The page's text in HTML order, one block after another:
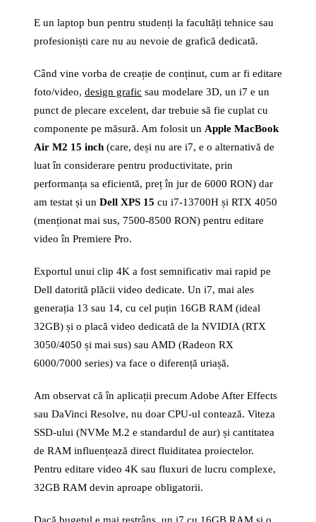
E un laptop bun pentru studenți la facultăți tehnice sau
profesioniști care nu au nevoie de grafică dedicată.
Când vine vorba de creație de conținut, cum ar fi editare
foto/video, design grafic sau modelare 3D, un i7 e un
punct de plecare excelent, dar trebuie să fie cuplat cu
componente pe măsură. Am folosit un Apple MacBook
Air M2 15 inch (care, deși nu are i7, e o alternativă de
luat în considerare pentru productivitate, prin
performanța sa eficientă, preț în jur de 6000 RON) dar
am testat și un Dell XPS 15 cu i7-13700H și RTX 4050
(menționat mai sus, 7500-8500 RON) pentru editare
video în Premiere Pro.
Exportul unui clip 4K a fost semnificativ mai rapid pe
Dell datorită plăcii video dedicate. Un i7, mai ales
generația 13 sau 14, cu cel puțin 16GB RAM (ideal
32GB) și o placă video dedicată de la NVIDIA (RTX
3050/4050 și mai sus) sau AMD (Radeon RX
6000/7000 series) va face o diferență uriașă.
Am observat că în aplicații precum Adobe After Effects
sau DaVinci Resolve, nu doar CPU-ul contează. Viteza
SSD-ului (NVMe M.2 e standardul de aur) și cantitatea
de RAM influențează direct fluiditatea proiectelor.
Pentru editare video 4K sau fluxuri de lucru complexe,
32GB RAM devin aproape obligatorii.